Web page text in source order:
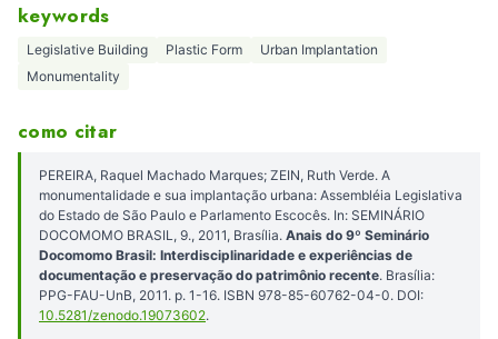
keywords
Legislative Building Plastic Form
Urban Implantation
Monumentality
como citar
PEREIRA, Raquel Machado Marques; ZEIN, Ruth Verde. A
monumentalidade e sua implantação urbana: Assembléia Legislativa
do Estado de São Paulo e Parlamento Escocês. In: SEMINÁRIO
DOCOMOMO BRASIL, 9., 2011, Brasília. Anais do 9º Seminário
Docomomo Brasil: Interdisciplinaridade e experiências de
documentação e preservação do patrimônio recente. Brasília:
PPG-FAU-UnB, 2011. p. 1-16. ISBN 978-85-60762-04-0. DOI:
10.5281/zenodo.19073602.